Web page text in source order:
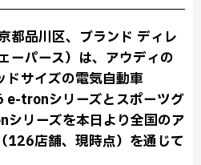
都品川区、ブランド ディレ
ーパース）は、アウディの
ドサイズの電気自動車
e-tronシリーズとスポーツグ
リーズを本日より全国のア
126店舗、現時点）を通じて